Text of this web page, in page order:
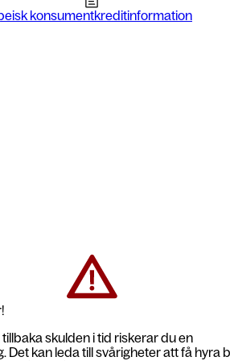
konsumentkreditinformation
skulden i tid riskerar du en
Det kan leda till svårigheter att få hyra